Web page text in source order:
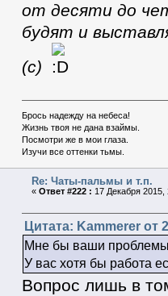
от десяти до
будят и
(с)
Брось надежду на небеса!
Жизнь твоя не дана взаймы.
Посмотри же в мои глаза.
Изучи все оттенки тьмы.
Re: Чаты-пальмы и т.п.
«Ответ #222 : 17 Декабря 2015,
Цитата: Kammerer от
Мне бы ваши
У вас хотя бы работа
Вопрос лишь в